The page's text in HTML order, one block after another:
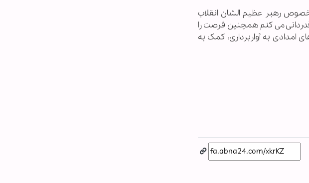
رهبر عظیم الشان انقلاب
می کنم همچنین فرصت را
امدادی به آواربرداری، کمک به